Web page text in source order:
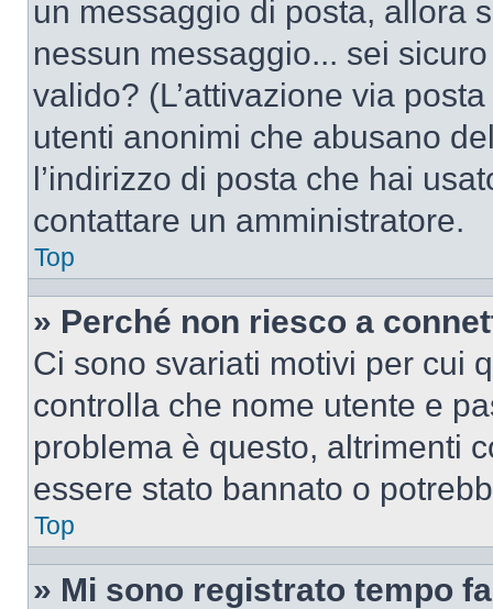
un messaggio di posta, allora
nessun messaggio... sei
valido? (L’attivazione via
utenti anonimi che abusano
l’indirizzo di posta che hai
contattare un amministratore.
Top
» Perché non riesco a
Ci sono svariati motivi per cui
controlla che nome utente e
problema è questo, altrimenti
essere stato bannato o
Top
» Mi sono registrato tempo